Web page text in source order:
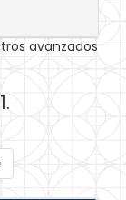
avanzados